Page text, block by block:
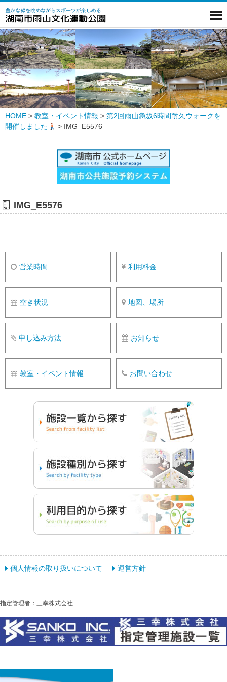
HOME > 教室・イベント情報 > 第2回雨山急坂6時間耐久ウォークを
開催しました
> IMG_E5576
IMG_E5576
営業時間 利用料金
空き状況 地図、場所
申し込み方法 お知らせ
教室・イベント情報 お問い合わせ
個人情報の取り扱いについて 運営方針
指定管理者：三幸株式会社